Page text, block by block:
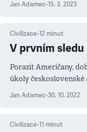
Jan Adamec•15. 3. 2023
Civilizace•12 minut
V prvním sledu
Porazit Američany,
úkoly československé
ztráty měly dosáhnout
Jan Adamec•30. 10. 2022
Civilizace•11 minut